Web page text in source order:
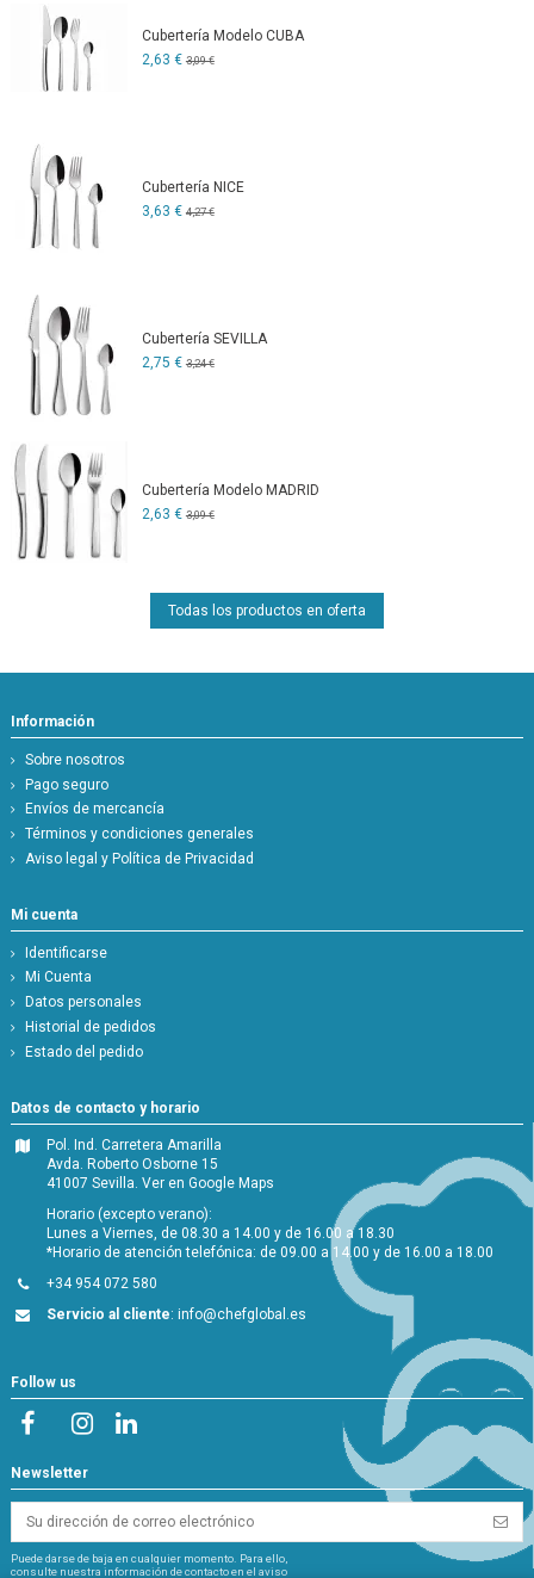
Cubertería Modelo CUBA
2,63 € 3,09 €
Cubertería NICE
3,63 € 4,27 €
Cubertería SEVILLA
2,75 € 3,24 €
Cubertería Modelo MADRID
2,63 € 3,09 €
Todas los productos en oferta
Información
Sobre nosotros
Pago seguro
Envíos de mercancía
Términos y condiciones generales
Aviso legal y Política de Privacidad
Mi cuenta
Identificarse
Mi Cuenta
Datos personales
Historial de pedidos
Estado del pedido
Datos de contacto y horario
Pol. Ind. Carretera Amarilla
Avda. Roberto Osborne 15
41007 Sevilla.Ver en Google Maps
Horario (excepto verano):
Lunes a Viernes, de 08.30 a 14.00 y de 16.00 a 18.30
*Horario de atención telefónica: de 09.00 a 14.00 y de 16.00 a 18.00
+34 954 072 580
Servicio al cliente:info@chefglobal.es
Follow us
Newsletter
Puede darse de baja en cualquier momento. Para ello,
consulte nuestra información de contacto en el aviso